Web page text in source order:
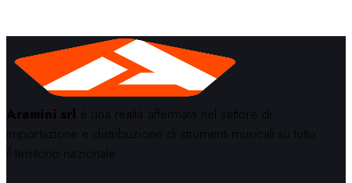
Aramini srl è una realtà affermata nel settore di
importazione e distribuzione di strumenti musicali su tutto
il territorio nazionale.